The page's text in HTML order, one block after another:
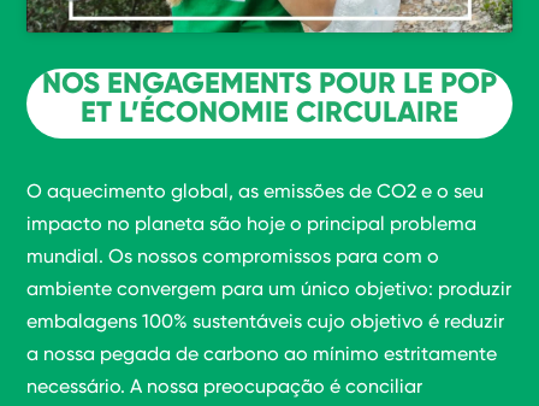
NOS ENGAGEMENTS POUR LE POP
ET L’ÉCONOMIE CIRCULAIRE
O aquecimento global, as emissões de CO2 e o seu
impacto no planeta são hoje o principal problema
mundial. Os nossos compromissos para com o
ambiente convergem para um único objetivo: produzir
embalagens 100% sustentáveis cujo objetivo é reduzir
a nossa pegada de carbono ao mínimo estritamente
necessário. A nossa preocupação é conciliar